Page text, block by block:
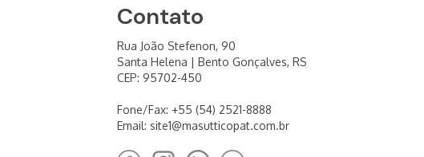
Contato
Rua João Stefenon, 90
Santa Helena | Bento Gonçalves, RS
CEP: 95702-450
Fone/Fax: +55 (54) 2521-8888
Email: site1@masutticopat.com.br